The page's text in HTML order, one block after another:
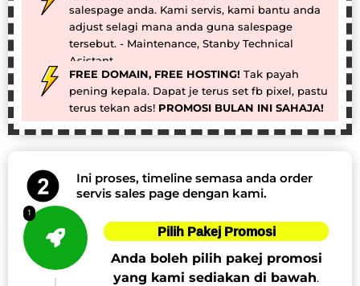
salespage anda. Kami servis, kami bantu anda
adjust selagi mana anda guna salespage
tersebut. - Maintenance, Stanby Technical
Asistant.
FREE DOMAIN, FREE HOSTING! Tak payah
pening kepala. Dapat je terus set fb pixel, pastu
terus tekan ads! PROMOSI BULAN INI SAHAJA!
Ini proses, timeline semasa anda order
servis sales page dengan kami.
1
Pilih Pakej Promosi
Anda boleh pilih pakej promosi
yang kami sediakan di bawah.